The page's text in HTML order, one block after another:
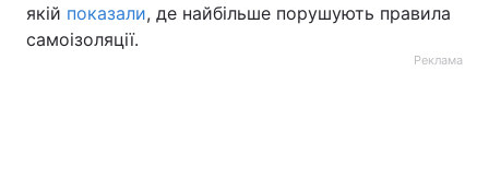
якій показали, де найбільше порушують правила
самоізоляції.
Реклама